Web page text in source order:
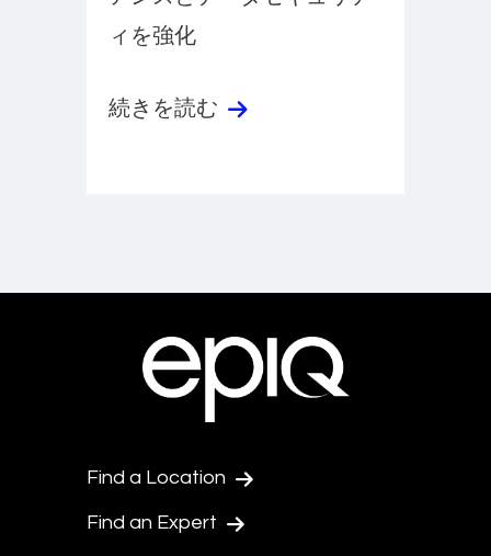
ィを強化
続きを読む
Find a Location
Find an Expert